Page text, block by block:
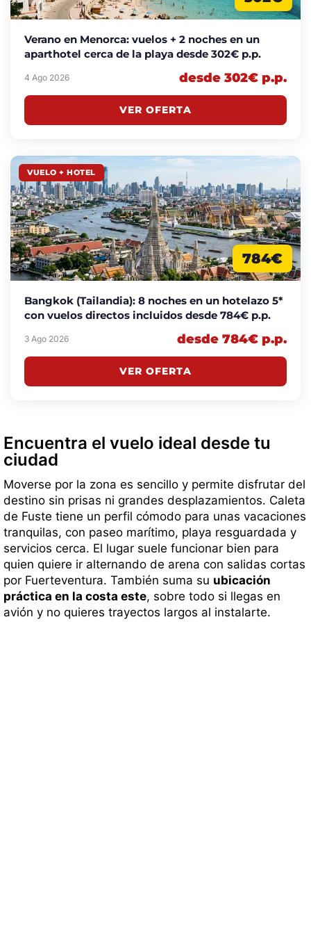
Verano en Menorca: vuelos + 2 noches en un
aparthotel cerca de la playa desde 302€ p.p.
4 Ago 2026 desde 302€ p.p.
VER OFERTA
VUELO + HOTEL
784€
Bangkok (Tailandia): 8 noches en un hotelazo 5*
con vuelos directos incluidos desde 784€ p.p.
3 Ago 2026 desde 784€ p.p.
VER OFERTA
Encuentra el vuelo ideal desde tu
ciudad
Moverse por la zona es sencillo y permite disfrutar del
destino sin prisas ni grandes desplazamientos. Caleta
de Fuste tiene un perfil cómodo para unas vacaciones
tranquilas, con paseo marítimo, playa resguardada y
servicios cerca. El lugar suele funcionar bien para
quien quiere ir alternando de arena con salidas cortas
por Fuerteventura. También suma su ubicación
práctica en la costa este, sobre todo si llegas en
avión y no quieres trayectos largos al instalarte.